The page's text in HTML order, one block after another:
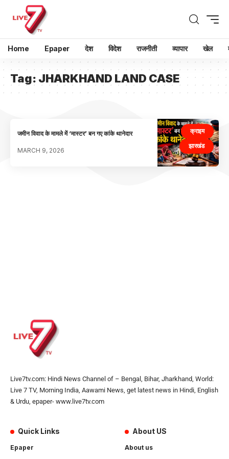
Home Epaper देश विदेश राजनीती व्यापार खेल
Tag: JHARKHAND LAND CASE
क्राइम
झारखंड
जमीन विवाद के मामले में ‘मास्टर’ बन गए कांके थानेदार
MARCH 9, 2026
Live7tv.com: Hindi News Channel of – Bengal, Bihar, Jharkhand, World:
Live 7 TV, Morning India, Aawami News, get latest news in Hindi, English
& Urdu, epaper- www.live7tv.com
Quick Links
Epaper
About US
About us